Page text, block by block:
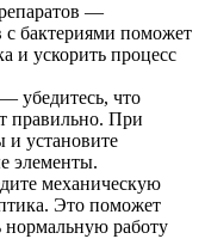
—
с бактериями поможет
и ускорить процесс
убедитесь, что
правильно. При
и установите
элементы.
механическую
Это поможет
нормальную работу